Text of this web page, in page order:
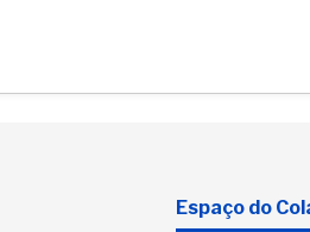
Espaço do